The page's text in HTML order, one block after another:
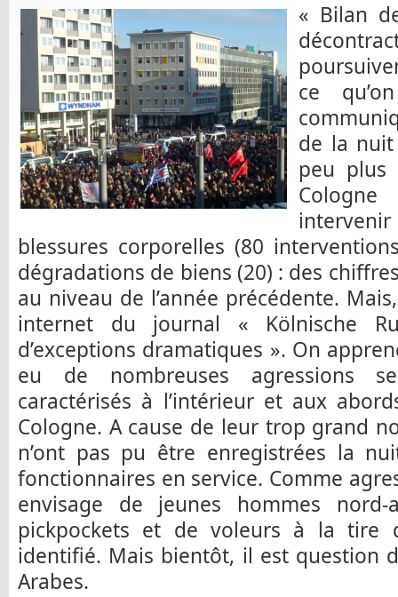
« Bilan
ce
de la nuit
peu
blessures corporelles (80
dégradations de biens (20) : des
au niveau de l’année précédente.
internet du journal « Kölnische
d’exceptions dramatiques ». On
eu de nombreuses agressions
caractérisés à l’intérieur et aux
Cologne. A cause de leur trop grand
n’ont pas pu être enregistrées la
fonctionnaires en service. Comme
envisage de jeunes hommes
pickpockets et de voleurs à la tire
identifié. Mais bientôt, il est question
Arabes.